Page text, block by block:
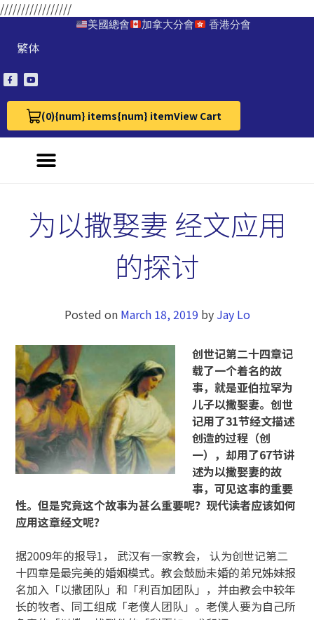
/////////////////
美國總會 加拿大分會 香港分會
繁体
(0)
View Cart 0{num} items{num} itemView Cart
为以撒娶妻 经文应用
的探讨
Posted on March 18, 2019 by Jay Lo
创世记第二十四章记
载了一个着名的故
事，就是亚伯拉罕为
儿子以撒娶妻。创世
记用了31节经文描述
创造的过程（创
一），却用了67节讲
述为以撒娶妻的故
事，可见这事的重要
性。但是究竟这个故事为甚么重要呢？现代读者应该如何
应用这章经文呢？
据2009年的报导1， 武汉有一家教会， 认为创世记第二
十四章是最完美的婚姻模式。教会鼓励未婚的弟兄姊妹报
名加入「以撒团队」和「利百加团队」，并由教会中较年
长的牧者、同工组成「老僕人团队」。老僕人要为自己所